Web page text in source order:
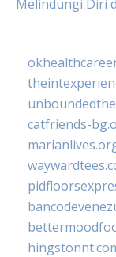
Melindungi Diri
catfriends-